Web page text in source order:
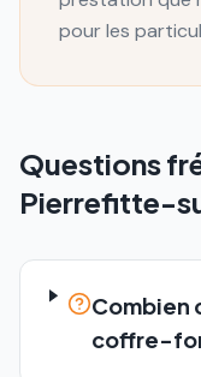
pour les
Questions
Pierrefitte-
Combien
coffre-